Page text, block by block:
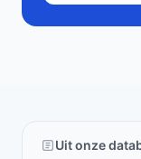
Uit onze